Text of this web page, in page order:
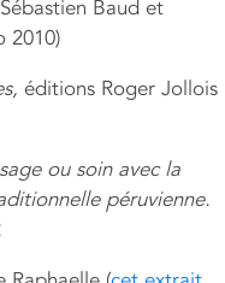
Baud et
2010)
éditions Roger Jollois
ou soin avec la
péruvienne.